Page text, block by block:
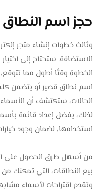
حجز اسم
وثالث خطوات إنشاء متجر
الاستضافة. ستحتاج إلى
الخطوة وقتًا أطول مما
اسم نطاق قصير أو يتضمن
الحالات، ستكتشف أن
لذلك، يفضل إعداد قائمة
استخدامها، لضمان وجود
من أسهل طرق الحصول على
بيع النطاقات، التي تمكنك
وتقدم اقتراحات لأسماء